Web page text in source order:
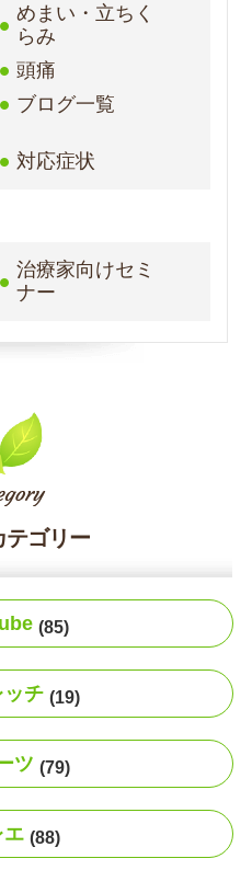
めまい・立ちく
らみ
頭痛
ブログ一覧
対応症状
治療家向けセミ
ナー
テゴリー
(85)
ッチ (19)
ツ (79)
エ (88)